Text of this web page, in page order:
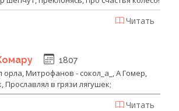
Читать
1807
Митрофанов - сокол_а_, А Гомер,
Прославлял в грязи лягушек;
Читать